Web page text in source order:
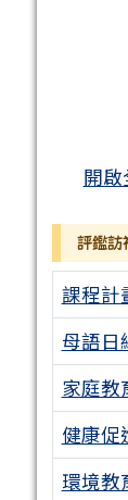
開
評鑑訪
課程計
母語日
家庭教
健康促
環境教